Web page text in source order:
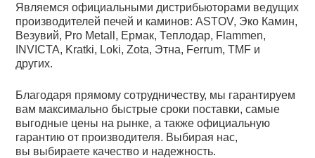
Являемся официальными дистрибьюторами ведущих
производителей печей и каминов: ASTOV, Эко Камин,
Везувий, Pro Metall, Ермак, Теплодар, Flammen,
INVICTA, Kratki, Loki, Zota, Этна, Ferrum, TMF и
других.
Благодаря прямому сотрудничеству, мы гарантируем
вам максимально быстрые сроки поставки, самые
выгодные цены на рынке, а также официальную
гарантию от производителя. Выбирая нас,
вы выбираете качество и надежность.